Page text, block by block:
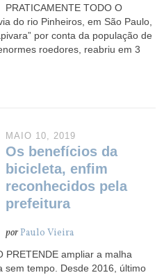
PRATICAMENTE TODO O
do rio Pinheiros, em São Paulo,
por conta da população de
roedores, reabriu em 3
MAIO 10, 2019
Os benefícios da
bicicleta, enfim
reconhecidos pela
prefeitura
porPaulo Vieira
PRETENDE ampliar a malha
sem tempo. Desde 2016, último